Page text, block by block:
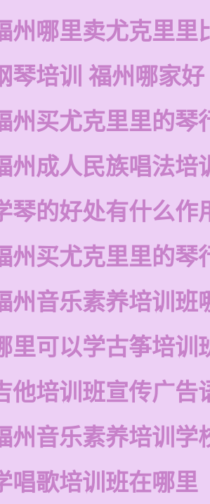
州哪里卖尤克里里
琴培训 福州哪家好
州买尤克里里的琴
州成人民族唱法培
琴的好处有什么作
州买尤克里里的琴
州音乐素养培训班
里可以学古筝培训
他培训班宣传广告
州音乐素养培训学
唱歌培训班在哪里